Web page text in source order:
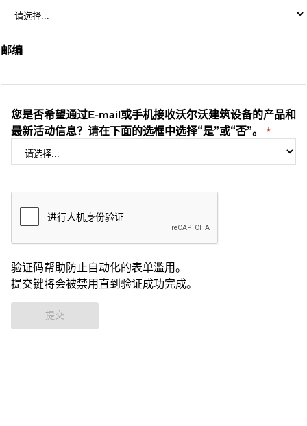
邮编
您是否希望通过E-mail或手机接收沃尔沃建筑设备的产品和
最新活动信息？请在下面的选框中选择“是”或“否”。
验证码帮助防止自动化的表单滥用。
提交键将会被禁用直到验证成功完成。
提交